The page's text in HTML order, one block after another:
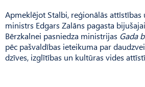
Apmeklējot Stalbi, reģionālās attīstības
ministrs Edgars Zalāns pagasta
Bērzkalnei pasniedza ministrijas Gada
pēc pašvaldības ieteikuma par
dzīves, izglītības un kultūras vides